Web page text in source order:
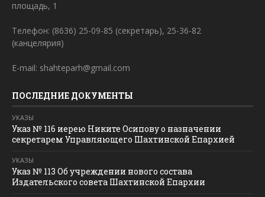
площадь, 1
Телефон: (8636) 25-09-85 (секретарь), 25-36-82
(канцелярия)
E-mail: shahteparh@gmail.com
ПОСЛЕДНИЕ ДОКУМЕНТЫ
УКАЗЫ
Указ № 116 иерею Никите Осипову о назначении
секретарем Управляющего Шахтинской Епархией
УКАЗЫ
Указ № 113 Об учреждении нового состава
Издательского совета Шахтинской Епархии